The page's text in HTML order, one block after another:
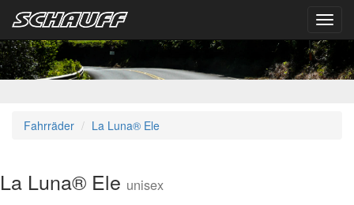
Fahrräder La Luna® Ele
La Luna® Ele unisex